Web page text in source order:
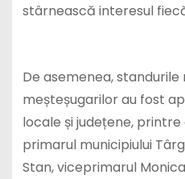
stârnească interesul
De asemenea,
meșteșugarilor au fost
locale și județene,
primarul municipiului
Stan, viceprimarul